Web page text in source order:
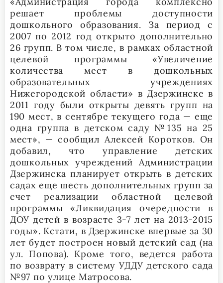
решает проблемы доступности
дошкольного образования. За период с
2007 по 2012 год открыто дополнительно
26 групп. В том числе, в рамках областной
целевой программы «Увеличение
количества мест в дошкольных
образовательных учреждениях
Нижегородской области» в Дзержинске в
2011 году были открыты девять групп на
190 мест, в сентябре текущего года — еще
одна группа в детском саду №135 на 25
мест», — сообщил Алексей Коротков. Он
добавил, что управление детских
дошкольных учреждений Администрации
Дзержинска планирует открыть в детских
садах еще шесть дополнительных групп за
счет реализации областной целевой
программы «Ликвидация очередности в
ДОУ детей в возрасте 3-7 лет на 2013-2015
годы». Кстати, в Дзержинске впервые за 30
лет будет построен новый детский сад (на
ул. Попова). Кроме того, ведется работа
по возврату в систему УДДУ детского сада
№97 по улице Матросова.